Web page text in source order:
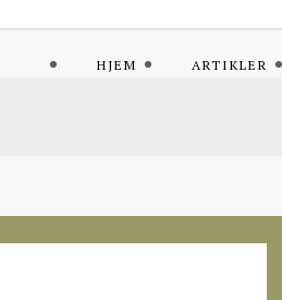
HJEM ARTIKLER